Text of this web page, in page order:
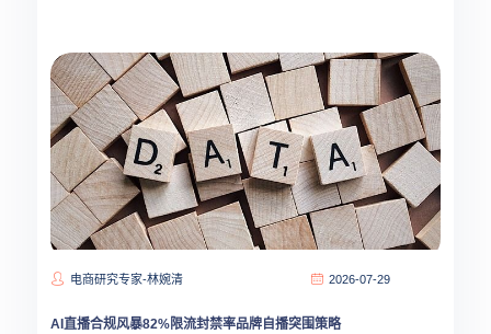
电商研究专家-林婉清 2026-07-29
AI直播合规风暴82%限流封禁率品牌自播突围策略